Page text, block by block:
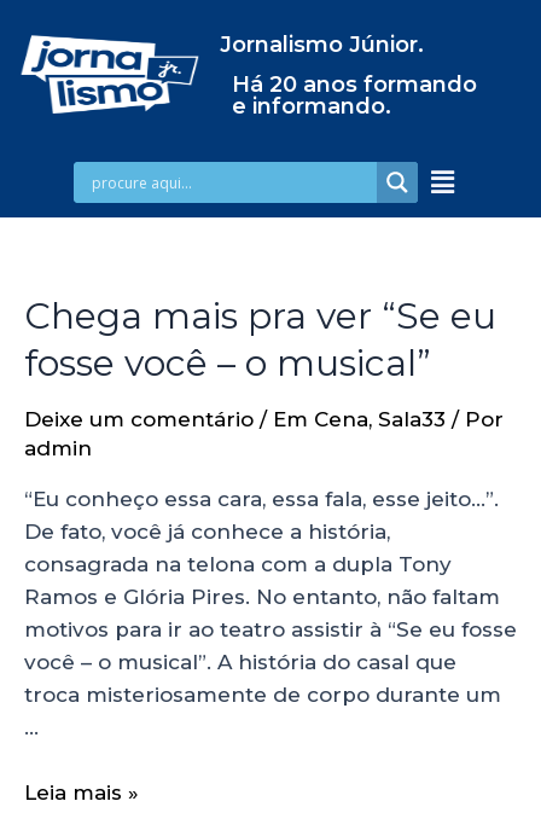
Jornalismo Júnior.
Há 20 anos formando
e informando.
Chega mais pra ver “Se eu
fosse você – o musical”
Deixe um comentário / Em Cena, Sala33 / Por
admin
“Eu conheço essa cara, essa fala, esse jeito…”.
De fato, você já conhece a história,
consagrada na telona com a dupla Tony
Ramos e Glória Pires. No entanto, não faltam
motivos para ir ao teatro assistir à “Se eu fosse
você – o musical”. A história do casal que
troca misteriosamente de corpo durante um
…
Leia mais »